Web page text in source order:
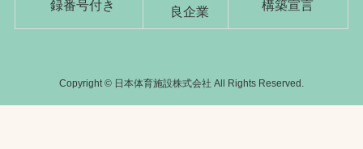
Copyright © 日本体育施設株式会社 All Rights Reserved.